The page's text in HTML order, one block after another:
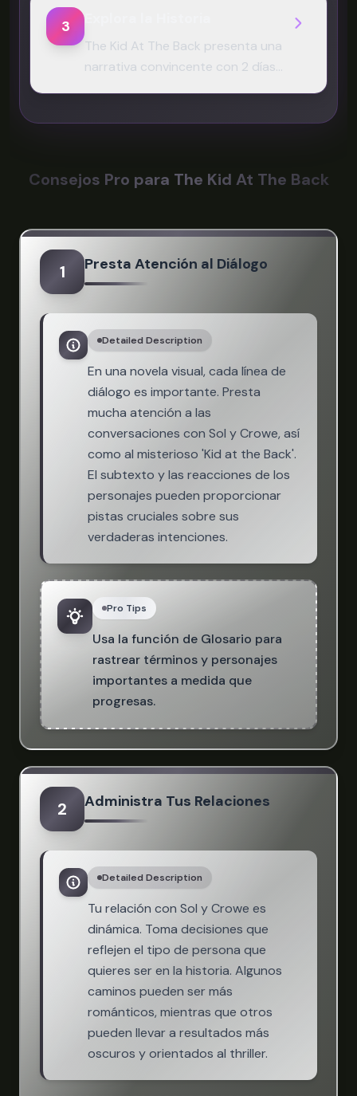
3
The Kid At The Back presenta una
narrativa convincente con 2 días
Consejos Pro para The Kid At The Back
1 Presta Atención al Diálogo
Detailed Description
En una novela visual, cada línea de
diálogo es importante. Presta
mucha atención a las
conversaciones con Sol y Crowe, así
como al misterioso 'Kid at the Back'.
El subtexto y las reacciones de los
personajes pueden proporcionar
pistas cruciales sobre sus
verdaderas intenciones.
Pro Tips
Usa la función de Glosario para
rastrear términos y personajes
importantes a medida que
progresas.
2 Administra Tus Relaciones
Detailed Description
Tu relación con Sol y Crowe es
dinámica. Toma decisiones que
reflejen el tipo de persona que
quieres ser en la historia. Algunos
caminos pueden ser más
románticos, mientras que otros
pueden llevar a resultados más
oscuros y orientados al thriller.